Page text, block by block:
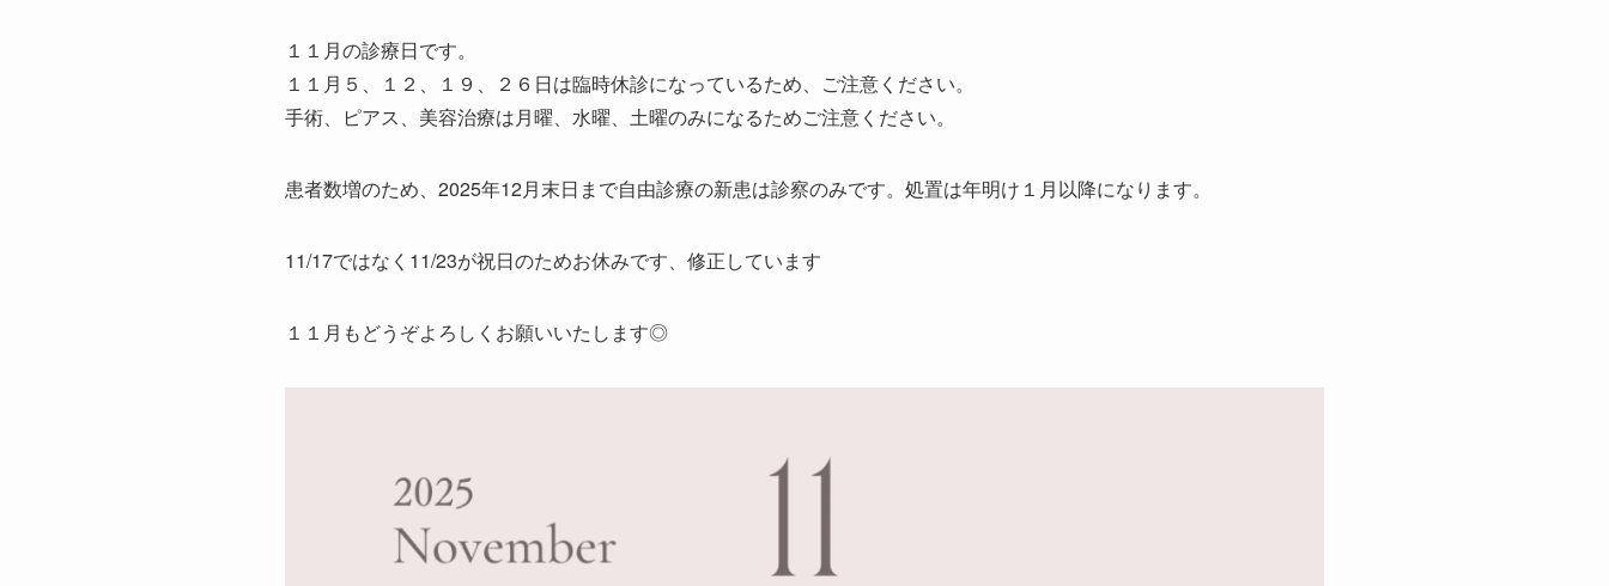
１１月の診療日です。
１１月５、１２、１９、２６日は臨時休診になっているため、ご注意ください。
手術、ピアス、美容治療は月曜、水曜、土曜のみになるためご注意ください。
患者数増のため、2025年12月末日まで自由診療の新患は診察のみです。処置は年明け１月以降になります。
11/17ではなく11/23が祝日のためお休みです、修正しています
１１月もどうぞよろしくお願いいたします◎